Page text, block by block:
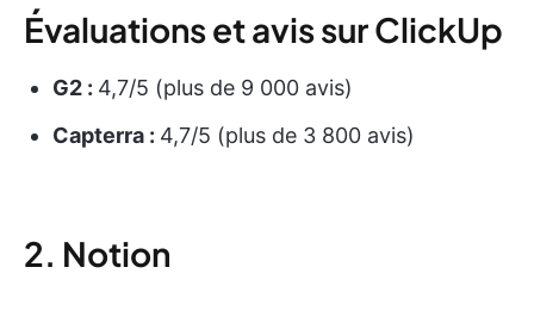
Évaluations et avis sur ClickUp
G2 : 4,7/5 (plus de 9 000 avis)
Capterra : 4,7/5 (plus de 3 800 avis)
2. Notion